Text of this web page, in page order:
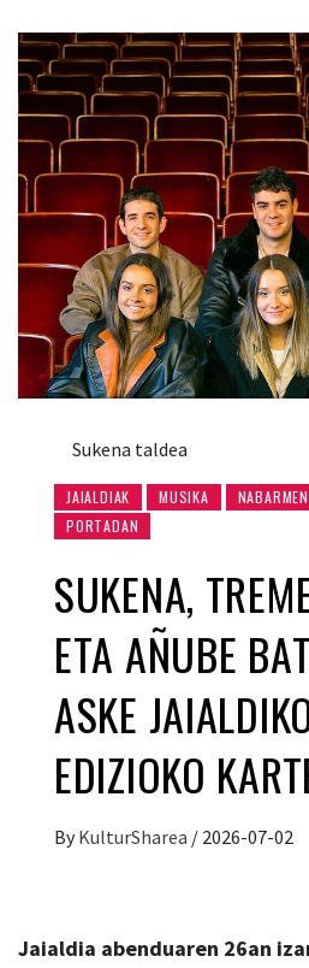
Sukena taldea
JAIALDIAK MUSIKA
PORTADAN
SUKENA,
ETA AÑUBE
ASKE
EDIZIOKO
By KulturSharea / 2026-07-02
Jaialdia abenduaren 26an